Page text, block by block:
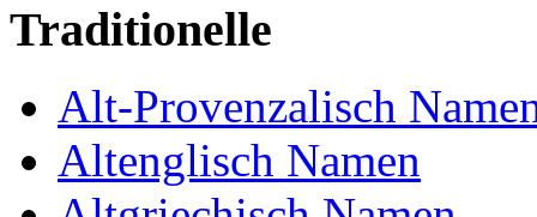
Traditionelle
Alt-Provenzalisch
Altenglisch Namen